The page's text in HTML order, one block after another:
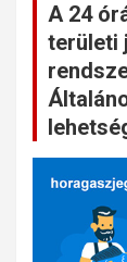
A 24
területi